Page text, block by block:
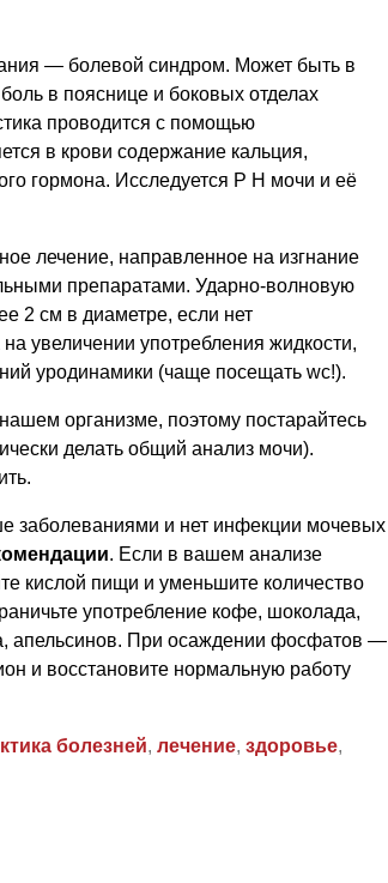
— болевой синдром. Может быть в
в пояснице и боковых отделах
проводится с помощью
в крови содержание кальция,
гормона. Исследуется Р Н мочи и её
лечение, направленное на изгнание
препаратами. Ударно-волновую
2 см в диаметре, если нет
увеличении употребления жидкости,
уродинамики (чаще посещать wc!).
организме, поэтому постарайтесь
делать общий анализ мочи).
заболеваниями и нет инфекции мочевых
. Если в вашем анализе
кислой пищи и уменьшите количество
употребление кофе, шоколада,
апельсинов. При осаждении фосфатов —
и восстановите нормальную работу
болезней, лечение, здоровье,